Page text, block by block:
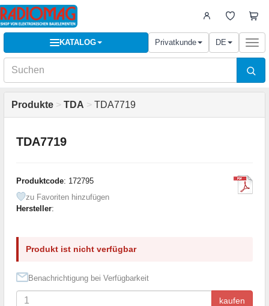
KATALOG Privatkunde DE
Produkte > TDA > TDA7719
TDA7719
Produktcode: 172795
zu Favoriten hinzufügen
Hersteller:
Produkt ist nicht verfügbar
Benachrichtigung bei Verfügbarkeit
kaufen